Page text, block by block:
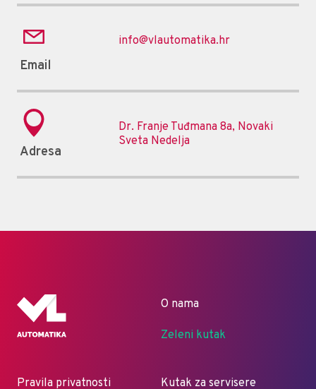
Email
info@vlautomatika.hr
Adresa
Dr. Franje Tuđmana 8a, Novaki
Sveta Nedelja
O nama
Zeleni kutak
Pravila privatnosti Kutak za servisere